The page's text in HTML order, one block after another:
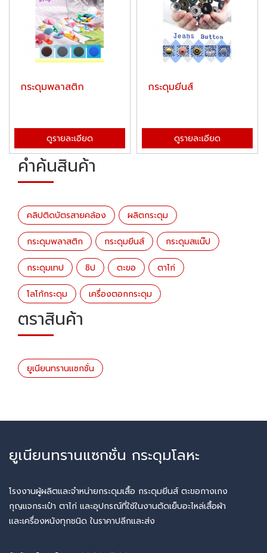
กระดุมพลาสติก
ดูรายละเอียด
กระดุมยีนส์
ดูรายละเอียด
คำค้นสินค้า
คลิปติดบัตรสายคล้อง ผลิตกระดุม
กระดุมพลาสติก กระดุมยีนส์ กระดุมสแน๊ป
กระดุมเทป ซิป ตะขอ ตาไก่
โลโก้กระดุม เครื่องตอกกระดุม
ตราสินค้า
ยูเนียนทรานแซกชั่น
ยูเนียนทรานแซกชั่น กระดุมโลหะ
โรงงานผู้ผลิตและจำหน่ายกระดุมเสื้อ กระดุมยีนส์ ตะขอกางเกง
กุญแจกระเป๋า ตาไก่ และอุปกรณ์ที่ใช้ในงานตัดเย็บอะไหล่เสื้อผ้า
และเครื่องหนังทุกชนิด ในราคาปลีกและส่ง